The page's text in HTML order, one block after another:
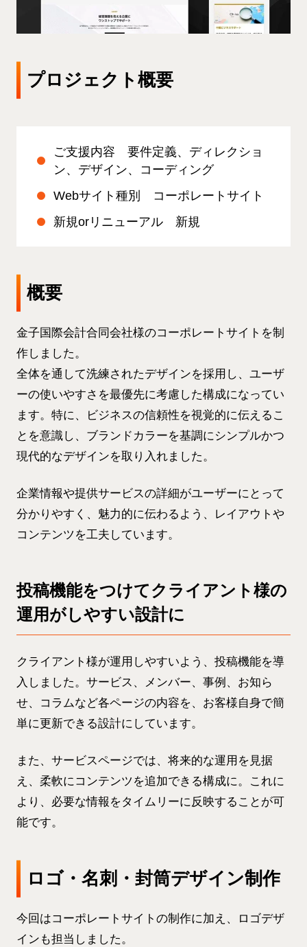
プロジェクト概要
ご支援内容 要件定義、ディレクショ
ン、デザイン、コーディング
Webサイト種別 コーポレートサイト
新規orリニューアル 新規
概要
金子国際会計合同会社様のコーポレートサイトを制
作しました。
全体を通して洗練されたデザインを採用し、ユーザ
ーの使いやすさを最優先に考慮した構成になってい
ます。特に、ビジネスの信頼性を視覚的に伝えるこ
とを意識し、ブランドカラーを基調にシンプルかつ
現代的なデザインを取り入れました。
企業情報や提供サービスの詳細がユーザーにとって
分かりやすく、魅力的に伝わるよう、レイアウトや
コンテンツを工夫しています。
投稿機能をつけてクライアント様の
運用がしやすい設計に
クライアント様が運用しやすいよう、投稿機能を導
入しました。サービス、メンバー、事例、お知ら
せ、コラムなど各ページの内容を、お客様自身で簡
単に更新できる設計にしています。
また、サービスページでは、将来的な運用を見据
え、柔軟にコンテンツを追加できる構成に。これに
より、必要な情報をタイムリーに反映することが可
能です。
ロゴ・名刺・封筒デザイン制作
今回はコーポレートサイトの制作に加え、ロゴデザ
インも担当しました。